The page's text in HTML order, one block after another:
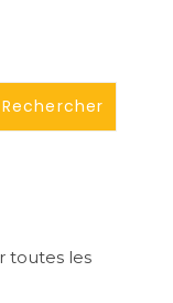
toutes les